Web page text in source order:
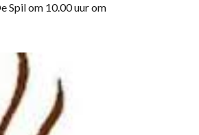
Spil om 10.00 uur om